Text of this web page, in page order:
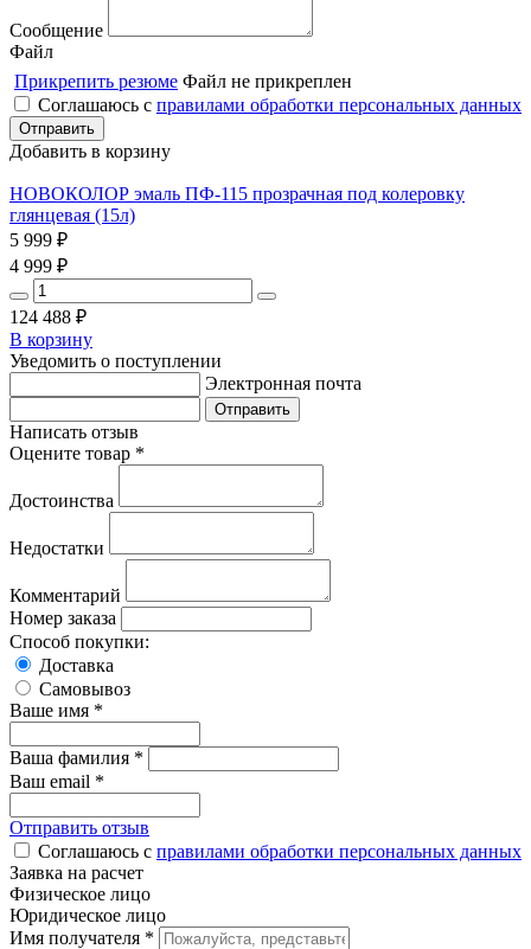
Сообщение
Файл
Прикрепить резюме Файл не прикреплен
Соглашаюсь с правилами обработки персональных данных
Добавить в корзину
НОВОКОЛОР эмаль ПФ-115 прозрачная под колеровку
глянцевая (15л)
5 999 ₽
4 999 ₽
124 488 ₽
В корзину
Уведомить о поступлении
Электронная почта
Написать отзыв
Оцените товар *
Достоинства
Недостатки
Комментарий
Номер заказа
Способ покупки:
Доставка
Самовывоз
Ваше имя *
Ваша фамилия *
Ваш email *
Отправить отзыв
Соглашаюсь с правилами обработки персональных данных
Заявка на расчет
Физическое лицо
Юридическое лицо
Имя получателя *